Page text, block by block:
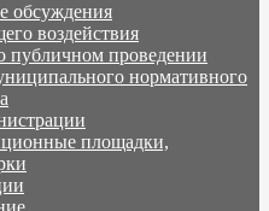
обсуждения
воздействия
публичном проведении
нормативного
площадки,